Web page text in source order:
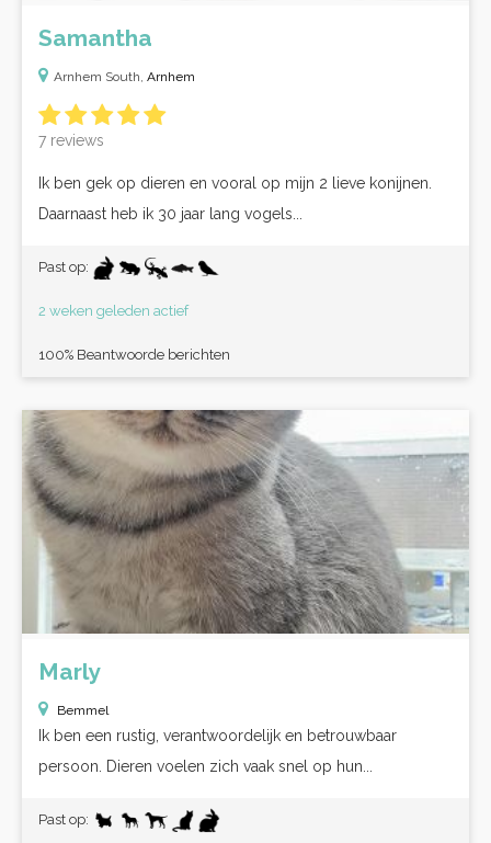
Samantha
Arnhem South, Arnhem
7 reviews
Ik ben gek op dieren en vooral op mijn 2 lieve konijnen.
Daarnaast heb ik 30 jaar lang vogels...
Past op:
2 weken geleden actief
100% Beantwoorde berichten
Marly
Bemmel
Ik ben een rustig, verantwoordelijk en betrouwbaar
persoon. Dieren voelen zich vaak snel op hun...
Past op: